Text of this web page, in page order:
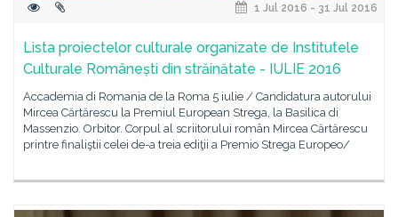
1 Jul 2016 - 31 Jul 2016
Lista proiectelor culturale organizate de Institutele
Culturale Românești din străinătate - IULIE 2016
Accademia di Romania de la Roma 5 iulie / Candidatura autorului
Mircea Cărtărescu la Premiul European Strega, la Basilica di
Massenzio. Orbitor. Corpul al scriitorului român Mircea Cărtărescu
printre finaliştii celei de-a treia ediţii a Premio Strega Europeo/